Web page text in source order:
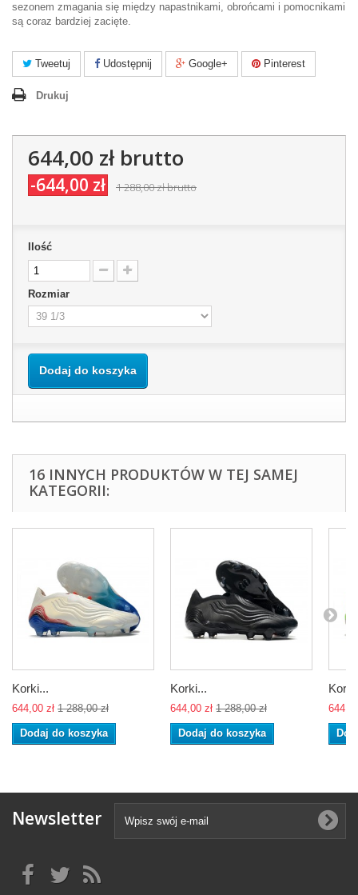
sezonem zmagania się między napastnikami, obrońcami i pomocnikami
są coraz bardziej zacięte.
Tweetuj Udostępnij Google+ Pinterest
Drukuj
644,00 złbrutto
-644,00 zł 1 288,00 złbrutto
Ilość
Rozmiar
Dodaj do koszyka
16 INNYCH PRODUKTÓW W TEJ SAMEJ
KATEGORII:
Korki...
644,00 zł 1 288,00 zł
Dodaj do koszyka
Korki...
644,00 zł 1 288,00 zł
Dodaj do koszyka
Newsletter